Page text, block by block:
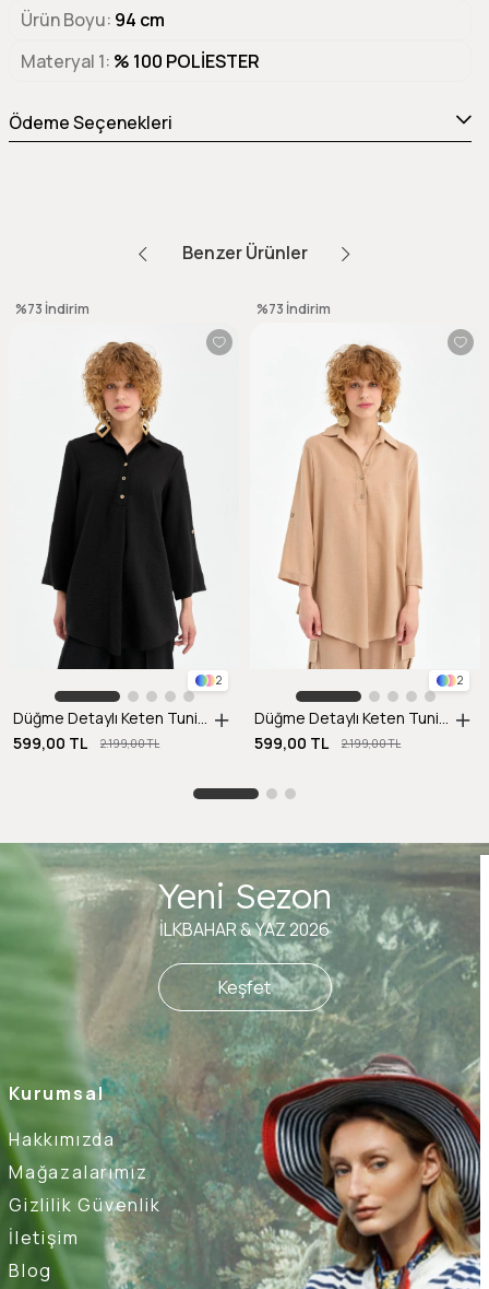
Ürün Boyu 94 cm
Materyal 1 % 100 POLİESTER
Ödeme Seçenekleri
Benzer Ürünler
2
599,00 TL
2.199,00 TL
%73 İndirim
2
599,00 TL
2.199,00 TL
%73 İndirim
Kurumsal
Hakkımızda
Mağazalarımız
Gizlilik Güvenlik
İletişim
Blog
Yeni Sezon
İLKBAHAR & YAZ 2026
Keşfet